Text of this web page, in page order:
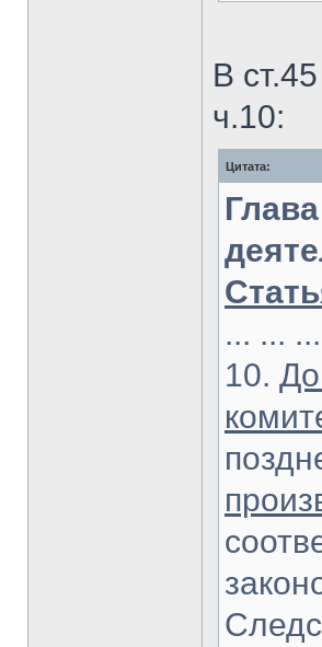
В
ч.10:
Цитата:
... ...
10.